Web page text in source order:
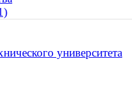
университета